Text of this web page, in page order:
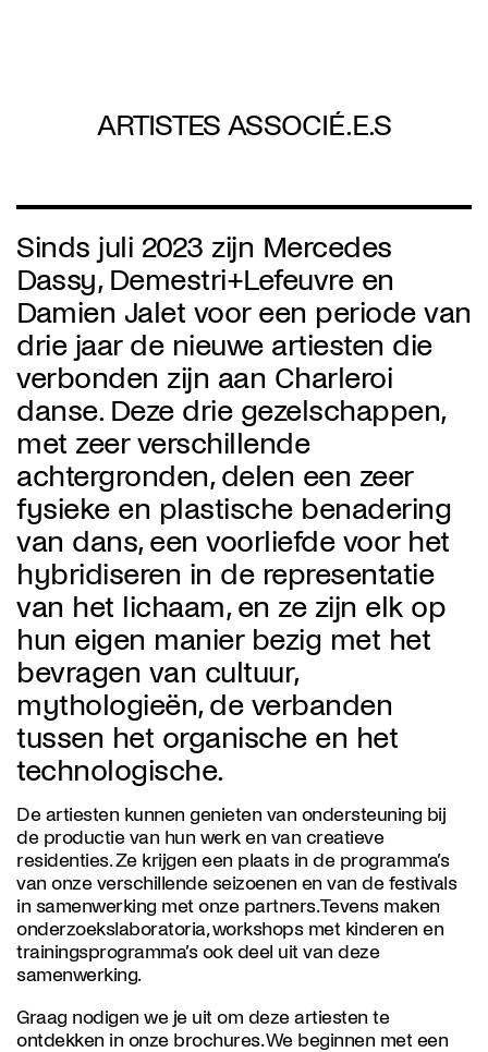
ARTISTES ASSOCIÉ.E.S
Sinds juli 2023 zijn Mercedes
Dassy, Demestri+Lefeuvre en
Damien Jalet voor een periode van
drie jaar de nieuwe artiesten die
verbonden zijn aan Charleroi
danse. Deze drie gezelschappen,
met zeer verschillende
achtergronden, delen een zeer
fysieke en plastische benadering
van dans, een voorliefde voor het
hybridiseren in de representatie
van het lichaam, en ze zijn elk op
hun eigen manier bezig met het
bevragen van cultuur,
mythologieën, de verbanden
tussen het organische en het
technologische.
De artiesten kunnen genieten van ondersteuning bij
de productie van hun werk en van creatieve
residenties. Ze krijgen een plaats in de programma’s
van onze verschillende seizoenen en van de festivals
in samenwerking met onze partners. Tevens maken
onderzoekslaboratoria, workshops met kinderen en
trainingsprogramma’s ook deel uit van deze
samenwerking.
Graag nodigen we je uit om deze artiesten te
ontdekken in onze brochures. We beginnen met een